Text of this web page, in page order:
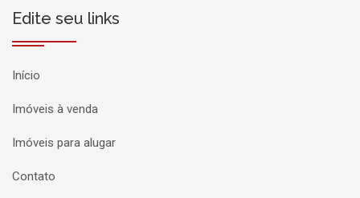
Edite seu links
Início
Imóveis à venda
Imóveis para alugar
Contato